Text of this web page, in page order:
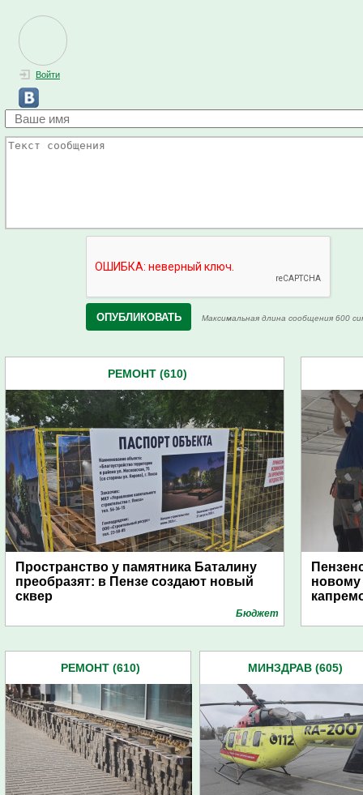
Войти
Максимальная длина сообщения 600
РЕМОНТ (610)
Пространство у памятника Баталину
преобразят: в Пензе создают новый
сквер
Бюджет
новому
РЕМОНТ (610) МИНЗДРАВ (605)